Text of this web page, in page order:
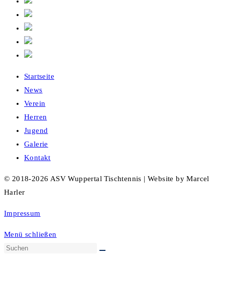
Startseite
News
Verein
Herren
Jugend
Galerie
Kontakt
© 2018-2026 ASV Wuppertal Tischtennis | Website by Marcel
Harler
Impressum
Menü schließen